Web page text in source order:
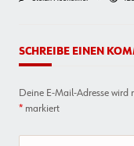
SCHREIBE EINEN
Deine E-Mail-Adresse wird
* markiert